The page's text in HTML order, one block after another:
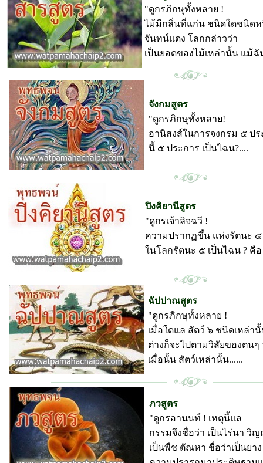
"ดูกรภิกษุทั้งหลาย !
ไม้มีกลิ่นที่แก่น ชนิดใดชนิดห
จันทน์แดง โลกกล่าวว่า
เป็นยอดของไม้เหล่านั้น แม้ฉั
จังกมสูตร
"ดูกรภิกษุทั้งหลาย!
อานิสงส์ในการจงกรม ๕ ปร
นี้ ๕ ประการ เป็นไฉน?....
ปิงคิยานีสูตร
"ดูกรเจ้าลิจฉวี !
ความปรากฏขึ้น แห่งรัตนะ ๕
ในโลกรัตนะ ๕ เป็นไฉน ? คือ
ฉัปปาณสูตร
"ดูกรภิกษุทั้งหลาย !
เมื่อใดแล สัตว์ ๖ ชนิดเหล่า
ต่างก็จะไปตามวิสัยของตนๆ
เมื่อนั้น สัตว์เหล่านั้น......
ภวสูตร
"ดูกรอานนท์ ! เหตุนี้แล
กรรมจึงชื่อว่า เป็นไร่นา วิ
เป็นพืช ตัณหา ชื่อว่าเป็นยาง